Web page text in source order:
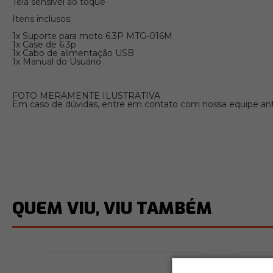
Itens inclusos:
1x Suporte para moto 6.3P MTG-016M
1x Case de 6.3p
1x Cabo de alimentação USB
1x Manual do Usuário
FOTO MERAMENTE ILUSTRATIVA
Em caso de dúvidas, entre em contato com nossa equipe
QUEM VIU, VIU TAMBÉM